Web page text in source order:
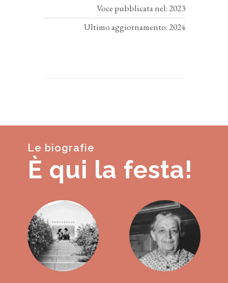
Voce pubblicata nel: 2023
Ultimo aggiornamento: 2024
Le biografie
È qui la festa!